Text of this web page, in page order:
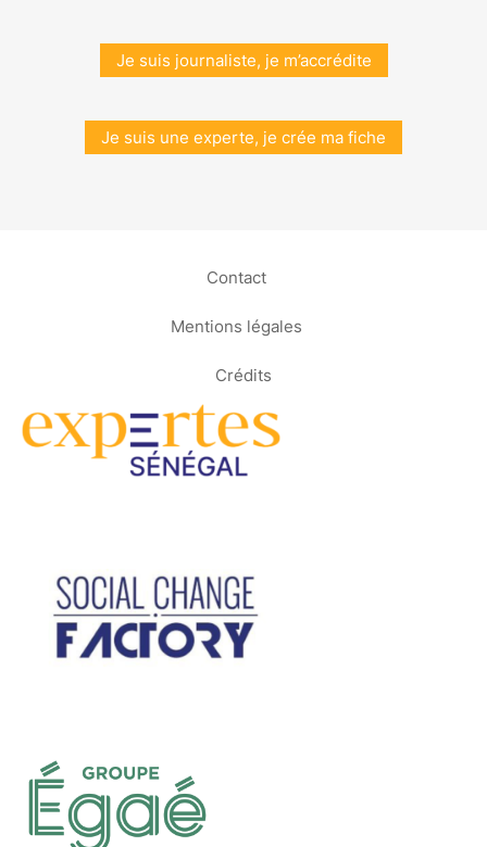
Je suis journaliste, je m’accrédite
Je suis une experte, je crée ma fiche
Contact
Mentions légales
Crédits